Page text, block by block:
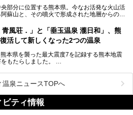
3パターンに分類し、合計10施設を厳選して
湯めぐりの参考にして下さいね！
部分に位置する熊本県。今なお活発な火山活
蘇山と、その噴火で形成された地層からの湧
は、県内の至るところから温泉が湧いている温
す。山鹿温泉、玉名温泉、黒川温泉、人吉温
湯が豊富です。なかでも注目のスーパー銭湯
しました。
青風荘．」と「垂玉温泉 瀧日和」、熊
活して新しくなった2つの温泉
本県を襲った最大震度7を記録する熊本地震
もたらしました。
蘇村の「地獄温泉 清風荘」、そして「清風
ほど離れた「垂玉（たるたま）温泉 山口旅
この地震による土砂崩れなどのために、一時
。もしかしたらこの時のニュースで、「地獄
温泉」の名前を知った人もいるかもしれませ
温泉ニュースTOPへ
ティ情報